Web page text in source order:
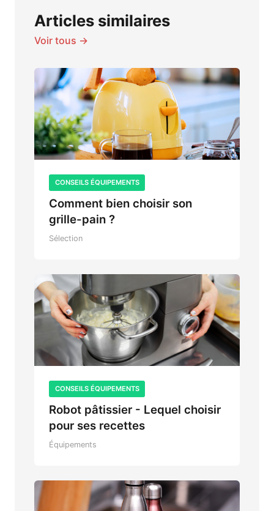
Articles similaires
Voir tous →
CONSEILS ÉQUIPEMENTS
Comment bien choisir son
grille-pain ?
Sélection
CONSEILS ÉQUIPEMENTS
Robot pâtissier - Lequel choisir
pour ses recettes
Équipements